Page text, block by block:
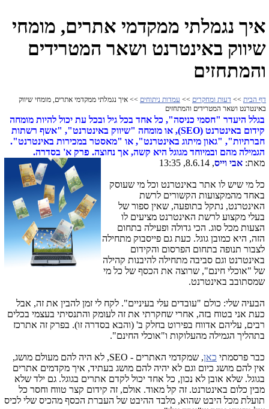
איך נגמלתי ממקדמי אתרים, מומחי
שיווק באינטרנט ושאר המטרידים
והמתחזים
דף הבית >> דעות ומחקרים >> עמדות ניתוחים >> איך נגמלתי ממקדמי אתרים, מומחי שיווק
באינטרנט ושאר המטרידים והמתחזים
בגלל היעדר "חסמי כניסה", כל אחד בכל גיל ובכל עת יכול להיות מומחה
קידום באינטרנט (SEO), או מומחה "שיווק באינטרנט", "אשף רשתות
חברתיות", "גאון מיתוג באינטרנט", או "מאסטר במכירות באינטרנט".
הגמילה מהם ובמיוחד מגוגל היא קשה, אך נחוצה. פרק א' בסדרה.
מאת: אבי וייס, 8.6.14, 13:35
כל מי שיש לו אתר באינטרנט וכל מי שעוסק
באחד מהמקצועות הקשורים לרשת
האינטרנט, נתקל בתופעה, שאין ספור של
בעלי מקצוע לרשת האינטרנט מציעים לו
הצעות מכל סוג. הכי גדולה ופעילה בתחום
הזה, היא כמובן גוגל. כעת גם פייסבוק מתחילה
לצבור תנופה בתחום הפרסום והקידום
באינטרנט וגם סביבה מתחילה להיבנות קהילה
של "אוכלי חינם", שרוצה את הכסף של כל מי
שמסתובב באינטרנט.
הבעיה שלי: כולם "עובדים עלי בעיניים". לקח לי זמן להבין את זה, אבל
כעת אני בטוח בזה, אחרי שחקרתי את זה לעומק והתנסיתי בעצמי בכלים
רבים, עליהם אדווח בפירוט בחלק ב' (והבא בסדרה זו). בפרק זה אתרכז
בתהליך הגמילה מהעלוקות ו"אוכלי החינם".
כבר פרסמתי כאן
, שמקדמי האתרים - SEO, לא היה להם מעולם מושג,
אין להם מושג כיום וגם לא יהיה להם מושג בעתיד, איך מקדמים אתרים
בגוגל. שלא אובן לא נכון, כל אחד יכול לקדם אתרים בגוגל. גם ילד שלא
מבין כלום באינטרנט. זה קל מאוד. אולם, זה קידום קצר טווח וחסר כל
תועלת מכל היבט שהוא, מלבד ההיבט של העברת הכסף מהכיס שלי לכיס